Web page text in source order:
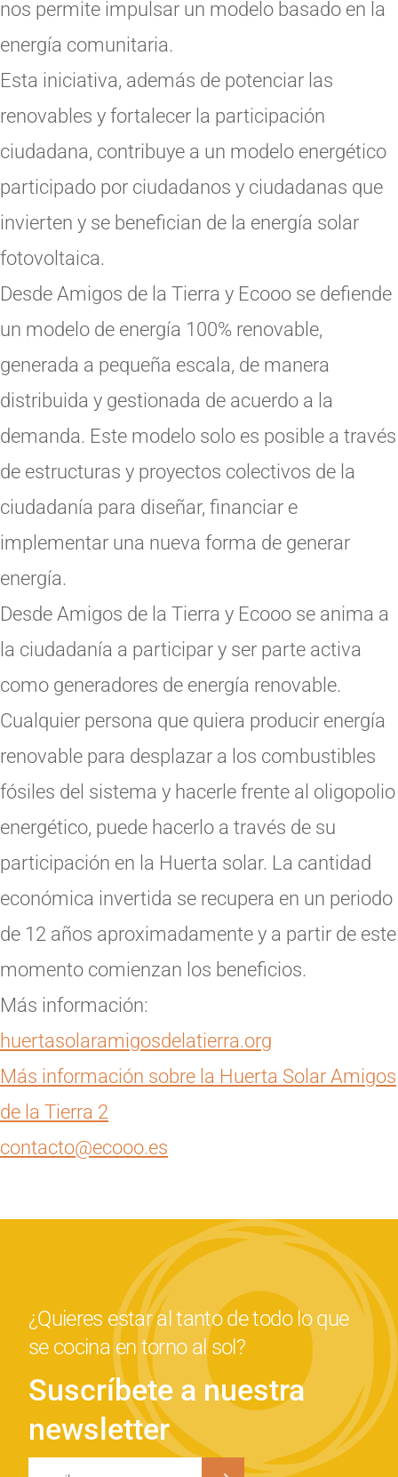
nos permite impulsar un modelo basado en la
energía comunitaria.
Esta iniciativa, además de potenciar las
renovables y fortalecer la participación
ciudadana, contribuye a un modelo energético
participado por ciudadanos y ciudadanas que
invierten y se benefician de la energía solar
fotovoltaica.
Desde Amigos de la Tierra y Ecooo se defiende
un modelo de energía 100% renovable,
generada a pequeña escala, de manera
distribuida y gestionada de acuerdo a la
demanda. Este modelo solo es posible a través
de estructuras y proyectos colectivos de la
ciudadanía para diseñar, financiar e
implementar una nueva forma de generar
energía.
Desde Amigos de la Tierra y Ecooo se anima a
la ciudadanía a participar y ser parte activa
como generadores de energía renovable.
Cualquier persona que quiera producir energía
renovable para desplazar a los combustibles
fósiles del sistema y hacerle frente al oligopolio
energético, puede hacerlo a través de su
participación en la Huerta solar. La cantidad
económica invertida se recupera en un periodo
de 12 años aproximadamente y a partir de este
momento comienzan los beneficios.
Más información:
huertasolaramigosdelatierra.org
Más información sobre la Huerta Solar Amigos
de la Tierra 2
contacto@ecooo.es
¿Quieres estar al tanto de todo lo que
se cocina en torno al sol?
Suscríbete a nuestra
newsletter